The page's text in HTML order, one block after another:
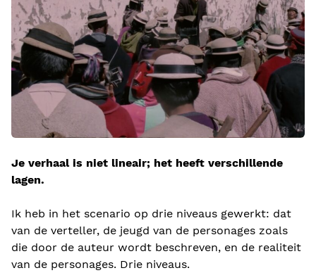
Je verhaal is niet lineair; het heeft verschillende
lagen.
Ik heb in het scenario op drie niveaus gewerkt: dat
van de verteller, de jeugd van de personages zoals
die door de auteur wordt beschreven, en de realiteit
van de personages. Drie niveaus.